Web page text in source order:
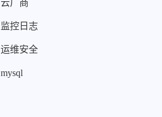
云厂商
监控日志
运维安全
mysql